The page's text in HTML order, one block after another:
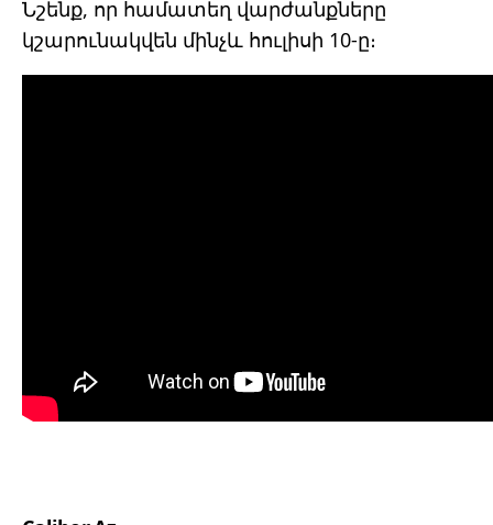
Նշենք, որ համատեղ վարժանքները
կշարունակվեն մինչև հուլիսի 10-ը։